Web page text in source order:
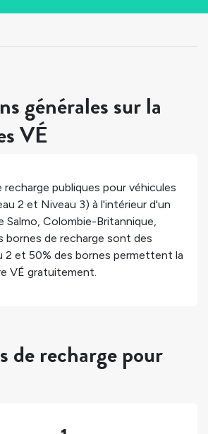
générales sur la
VÉ
recharge publiques pour véhicules
2 et Niveau 3) à l'intérieur d'un
Salmo, Colombie-Britannique,
bornes de recharge sont des
2 et 50% des bornes permettent la
VÉ gratuitement.
de recharge pour